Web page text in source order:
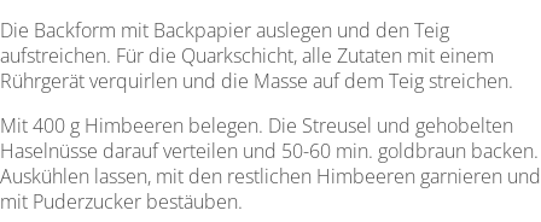
Die Backform mit Backpapier auslegen und den Teig
aufstreichen. Für die Quarkschicht, alle Zutaten mit einem
Rührgerät verquirlen und die Masse auf dem Teig streichen.
Mit 400 g Himbeeren belegen. Die Streusel und gehobelten
Haselnüsse darauf verteilen und 50-60 min. goldbraun backen.
Auskühlen lassen, mit den restlichen Himbeeren gar­nieren und
mit Puder­zucker bestäuben.